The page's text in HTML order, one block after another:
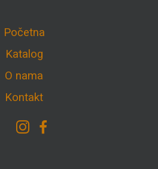
Početna
Katalog
O nama
Kontakt